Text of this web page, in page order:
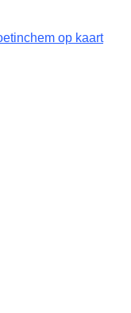
op kaart